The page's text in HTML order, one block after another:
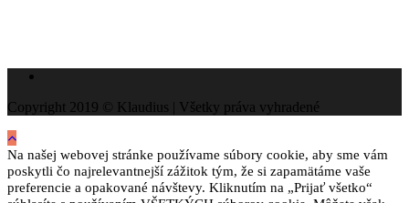
Copyright 2019 © Klaudius | Všetky práva vyhradené
Na našej webovej stránke používame súbory cookie, aby sme vám
poskytli čo najrelevantnejší zážitok tým, že si zapamätáme vaše
preferencie a opakované návštevy. Kliknutím na „Prijať všetko“